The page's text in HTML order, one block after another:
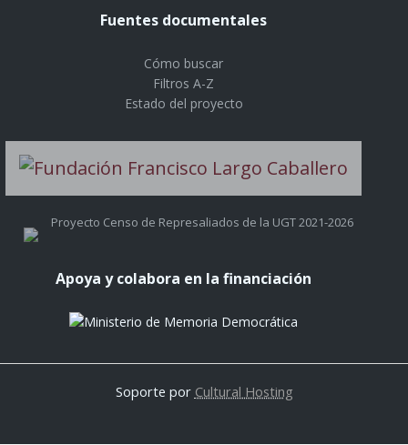
Fuentes documentales
Cómo buscar
Filtros A-Z
Estado del proyecto
Proyecto Censo de Represaliados de la UGT 2021-2026
Apoya y colabora en la financiación
Soporte por Cultural Hosting